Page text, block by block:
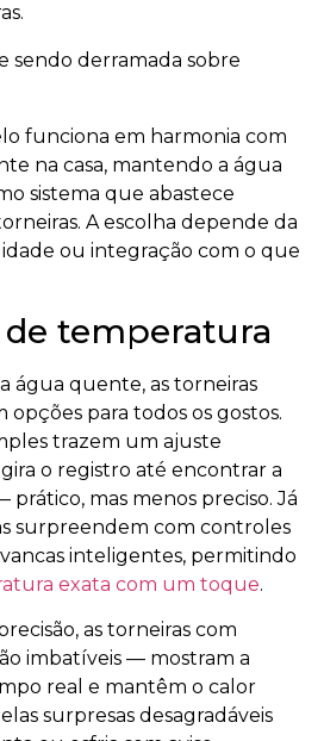
funciona em harmonia com
na casa, mantendo a água
sistema que abastece
A escolha depende da
ou integração com o que
temperatura
água quente, as torneiras
para todos os gostos.
trazem um ajuste
o registro até encontrar a
mas menos preciso. Já
surpreendem com controles
inteligentes, permitindo
exata com um toque.
as torneiras com
imbatíveis — mostram a
real e mantêm o calor
surpresas desagradáveis